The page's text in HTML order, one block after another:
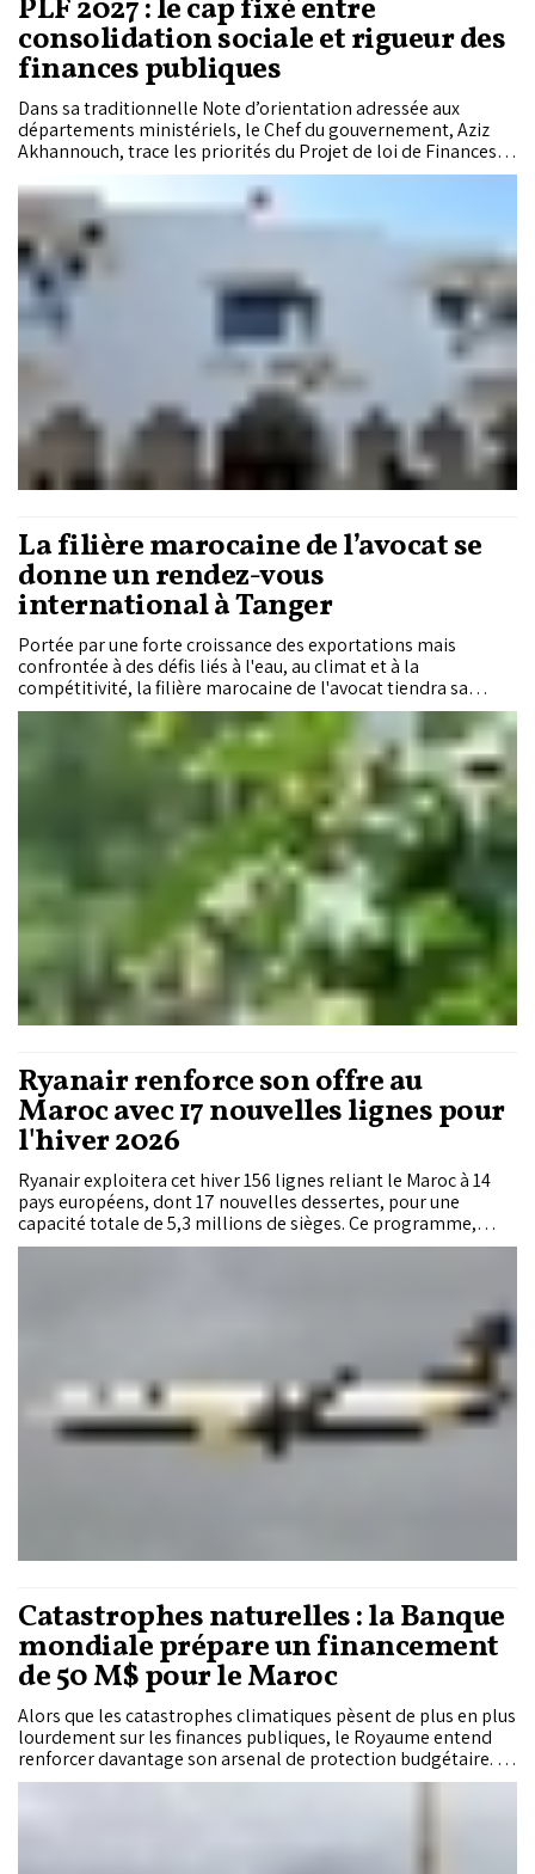
PLF 2027 : le cap fixé entre
consolidation sociale et rigueur des
finances publiques
Dans sa traditionnelle Note d’orientation adressée aux
départements ministériels, le Chef du gouvernement, Aziz
Akhannouch, trace les priorités du Projet de loi de Finances
2027. Entre poursuite de la généralisation de la protection
sociale, réduction des disparités territoriales et maîtrise du
déficit budgétaire, l’Exécutif veut consolider une trajectoire
macroéconomique jugée résiliente malgré un contexte
international incertain.
La filière marocaine de l’avocat se
donne un rendez-vous
international à Tanger
Portée par une forte croissance des exportations mais
confrontée à des défis liés à l'eau, au climat et à la
compétitivité, la filière marocaine de l'avocat tiendra sa
première conférence internationale le 30 septembre à
Tanger. Baptisée «Morocco Avocado Conference 2026», cette
rencontre ambitionne de réunir l'ensemble des acteurs du
secteur autour des enjeux techniques, commerciaux et
environnementaux qui façonneront son avenir.
Ryanair renforce son offre au
Maroc avec 17 nouvelles lignes pour
l'hiver 2026
Ryanair exploitera cet hiver 156 lignes reliant le Maroc à 14
pays européens, dont 17 nouvelles dessertes, pour une
capacité totale de 5,3 millions de sièges. Ce programme,
présenté par l'Office national marocain du tourisme (ONMT),
Catastrophes naturelles : la Banque
mondiale prépare un financement
de 50 M$ pour le Maroc
Alors que les catastrophes climatiques pèsent de plus en plus
lourdement sur les finances publiques, le Royaume entend
renforcer davantage son arsenal de protection budgétaire. La
Banque mondiale prépare ainsi un financement de 50